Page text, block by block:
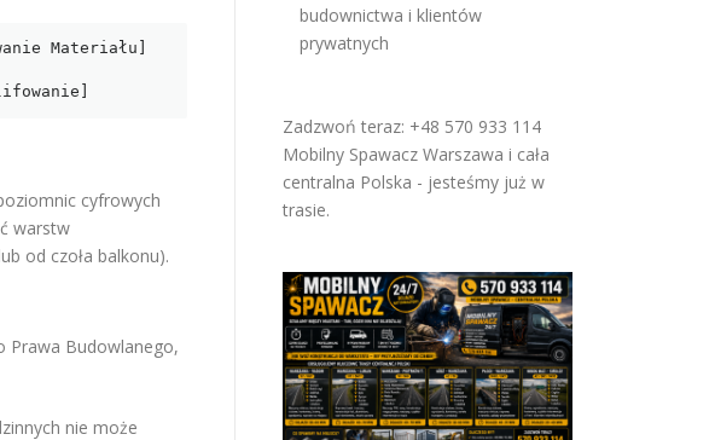
Materiału]
cyfrowych
warstw
od czoła balkonu).
Prawa Budowlanego,
nie może
budownictwa i klientów
prywatnych
Zadzwoń teraz: +48 570 933 114
Mobilny Spawacz Warszawa i cała
centralna Polska - jesteśmy już w
trasie.